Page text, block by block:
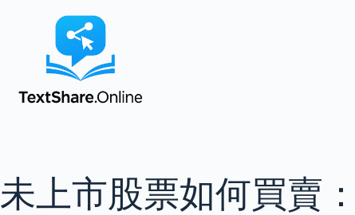
未上市股票如何買賣